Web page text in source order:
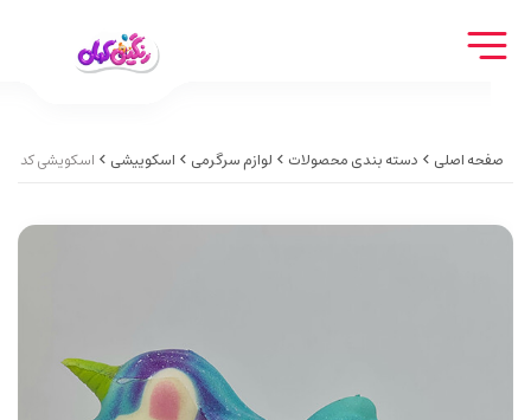
صفحه اصلی دسته بندی محصولات لوازم سرگرمی اسکوییشی اسکویشی کد 7